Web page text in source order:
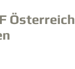
Österreich